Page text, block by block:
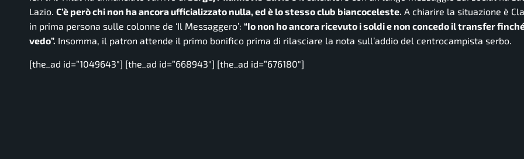
Lazio. C’è però chi non ha ancora ufficializzato nulla, ed è lo stesso club biancoceleste. A chiarire la situazione è
in prima persona sulle colonne de ‘Il Messaggero’: “Io non ho ancora ricevuto i soldi e non concedo il transfer
vedo”. Insomma, il patron attende il primo bonifico prima di rilasciare la nota sull’addio del centrocampista serbo.
[the_ad id=”1049643″] [the_ad id=”668943″] [the_ad id=”676180″]